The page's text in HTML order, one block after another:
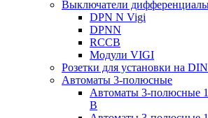
Выключатели
DPN N Vigi
DPNN
RCCB
Модули VIGI
Розетки для установки на
Автоматы 3-полюсные
Автоматы 3-полюсные
B